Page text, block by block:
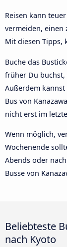
Reisen kann
vermeiden, einen
Mit diesen Tipps,
Buche das
früher Du buchst,
Außerdem
Bus von
nicht erst im
Wenn möglich,
Wochenende
Abends oder
Busse von
Beliebteste
nach Kyoto